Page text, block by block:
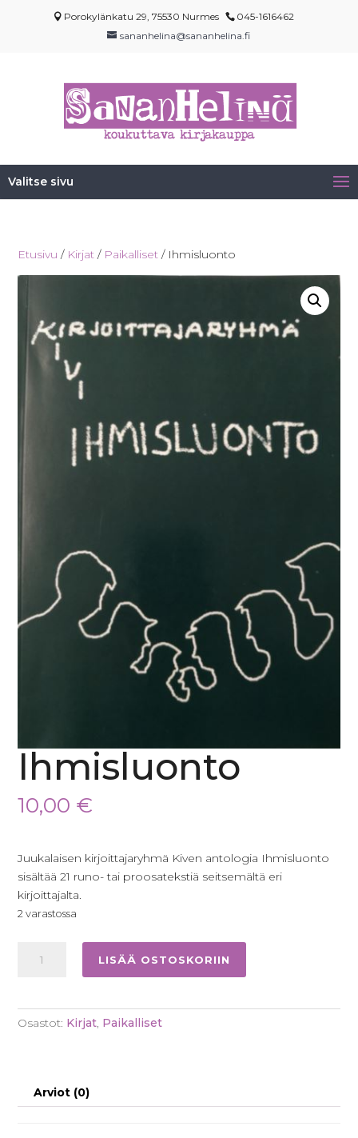
Porokylänkatu 29, 75530 Nurmes
045-1616462
sananhelina@sananhelina.fi
Valitse sivu
Etusivu / Kirjat / Paikalliset / Ihmisluonto
Ihmisluonto
10,00 €
Juukalaisen kirjoittajaryhmä Kiven antologia Ihmisluonto
sisältää 21 runo- tai proosatekstiä seitsemältä eri
kirjoittajalta.
2 varastossa
LISÄÄ OSTOSKORIIN
Osastot: Kirjat, Paikalliset
Arviot (0)